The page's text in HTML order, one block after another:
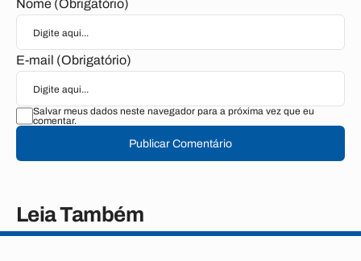
Nome (Obrigatório)
E-mail (Obrigatório)
Salvar meus dados neste navegador para a próxima vez que eu
comentar.
Publicar Comentário
Leia Também